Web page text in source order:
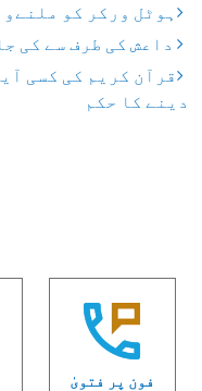
ہوٹل ورکر کو
داعش کی طرف سے کی
قرآن کریم کی کسی
دینے کا حکم
فون پر فتویٰ